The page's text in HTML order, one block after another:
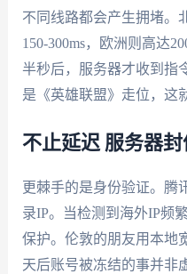
不同线路都会产生拥堵。
150-300ms，欧洲则高达
半秒后，服务器才收到指
是《英雄联盟》走位，这
不止延迟 服务器
更棘手的是身份验证。腾
录IP。当检测到海外IP频
保护。伦敦的朋友用本地
天后账号被冻结的事并非